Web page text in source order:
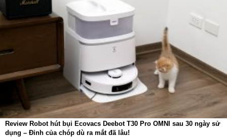
Review Robot hút bụi Ecovacs Deebot T30 Pro OMNI sau 30 ngày sử
dụng – Đỉnh của chóp dù ra mắt đã lâu!